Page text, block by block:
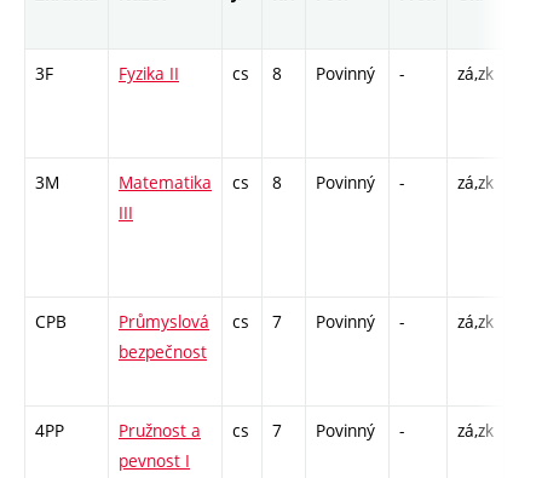
3F Fyzika II cs 8 Povinný - zá,zk
3M
Matematika
III
cs 8 Povinný - zá,zk
CPB
Průmyslová
bezpečnost
cs 7 Povinný - zá,zk
4PP
Pružnost a
pevnost I
cs 7 Povinný - zá,zk